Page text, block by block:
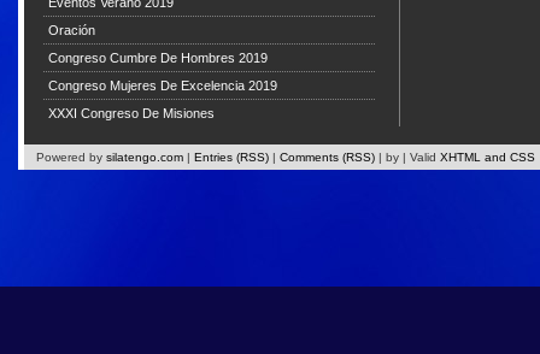
Oración
Congreso Cumbre De Hombres 2019
Congreso Mujeres De Excelencia 2019
XXXI Congreso De Misiones
Powered by silatengo.com | Entries (RSS) | Comments (RSS) | by | Valid XHTML and CSS